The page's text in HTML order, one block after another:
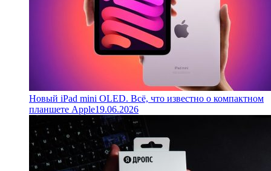
Новый iPad mini OLED. Всё, что известно о компактном
планшете Apple19.06.2026